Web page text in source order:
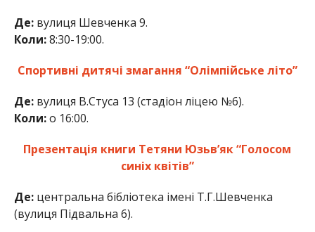
Де:вулиця Шевченка 9.
Коли:8:30-19:00.
Спортивні дитячі змагання “Олімпійське літо”
Де:вулиця В.Стуса 13 (стадіон ліцею №6).
Коли:о 16:00.
Презентація книги Тетяни Юзьв’як “Голосом
синіх квітів”
Де:центральна бібліотека імені Т.Г.Шевченка
(вулиця Підвальна 6).